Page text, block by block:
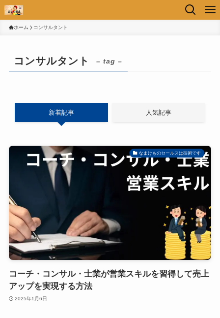
ホーム コンサルタント
コンサルタント – tag –
新着記事 人気記事
なまけものセールスは技術です
コーチ・コンサル・士業が営業スキルを習得して売上
アップを実現する方法
2025年1月6日